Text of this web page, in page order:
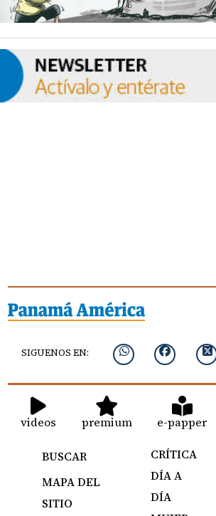
SIGUENOS EN:
videos premium e-papper
BUSCAR
MAPA DEL
SITIO
CRÍTICA
DÍA A
DÍA